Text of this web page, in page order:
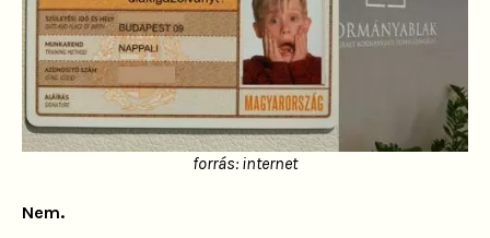
forrás: internet
Nem.